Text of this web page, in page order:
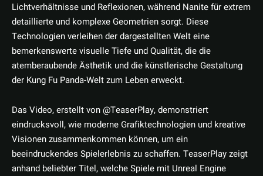
Lichtverhältnisse und Reflexionen, während Nanite für extrem
detaillierte und komplexe Geometrien sorgt. Diese
Technologien verleihen der dargestellten Welt eine
bemerkenswerte visuelle Tiefe und Qualität, die die
atemberaubende Ästhetik und die künstlerische Gestaltung
der Kung Fu Panda-Welt zum Leben erweckt.
Das Video, erstellt von @TeaserPlay, demonstriert
eindrucksvoll, wie moderne Grafiktechnologien und kreative
Visionen zusammenkommen können, um ein
beeindruckendes Spielerlebnis zu schaffen. TeaserPlay zeigt
anhand beliebter Titel, welche Spiele mit Unreal Engine